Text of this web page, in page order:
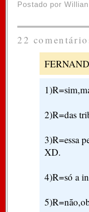
Postado por
22
2)R=das
3)R=essa
XD.
4)R=só a